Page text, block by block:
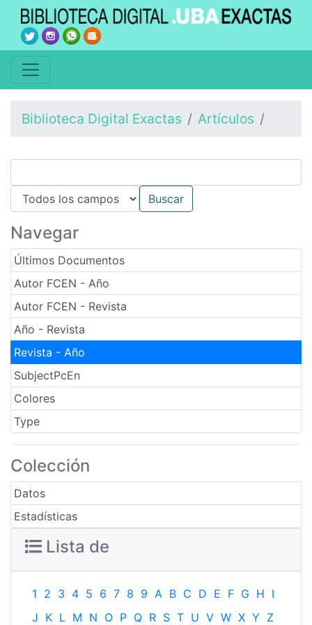
Biblioteca Digital Exactas Artículos
Navegar
Últimos Documentos
Autor FCEN - Año
Autor FCEN - Revista
Año - Revista
Revista - Año
SubjectPcEn
Colores
Type
Colección
Datos
Estadísticas
Lista de
1 2 3 4 5 6 7 8 9 A B C D E F G H I
J K L M N O P Q R S T U V W X Y Z